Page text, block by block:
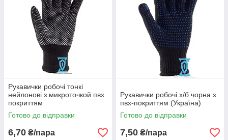
Рукавички робочі тонкі
нейлонові з микроточкой пвх
покриттям
Готово до відправки
6,70 ₴/пара
Рукавички робочі х/б чорна з
пвх-покриттям (Україна)
Готово до відправки
7,50 ₴/пара